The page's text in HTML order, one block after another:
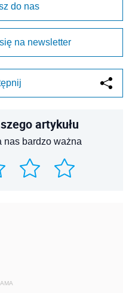
do nas
na newsletter
artykułu
nas bardzo ważna